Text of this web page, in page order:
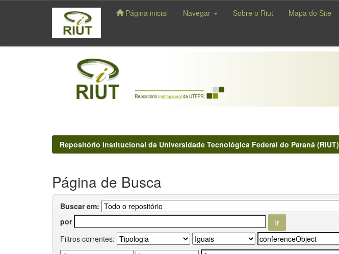
navigation
Página inicial Navegar Sobre o Riut Mapa do Site
Repositório Institucional da Universidade Tecnológica Federal do Paraná (RIUT)
Página de Busca
Buscar em:
por
Filtros correntes: